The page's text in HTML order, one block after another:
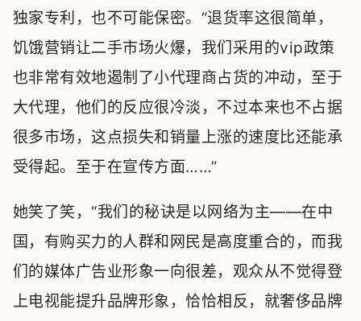
独家专利，也不可能保密。“退货率这很简单，
饥饿营销让二手市场火爆，我们采用的vip政策
也非常有效地遏制了小代理商占货的冲动，至于
大代理，他们的反应很冷淡，不过本来也不占据
很多市场，这点损失和销量上涨的速度比还能承
受得起。至于在宣传方面……”
她笑了笑，“我们的秘诀是以网络为主——在中
国，有购买力的人群和网民是高度重合的，而我
们的媒体广告业形象一向很差，观众从不觉得登
上电视能提升品牌形象，恰恰相反，就奢侈品牌